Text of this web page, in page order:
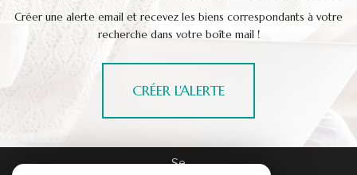
Créer une alerte email et recevez les biens correspondants à votre
recherche dans votre boîte mail !
CRÉER L'ALERTE
se